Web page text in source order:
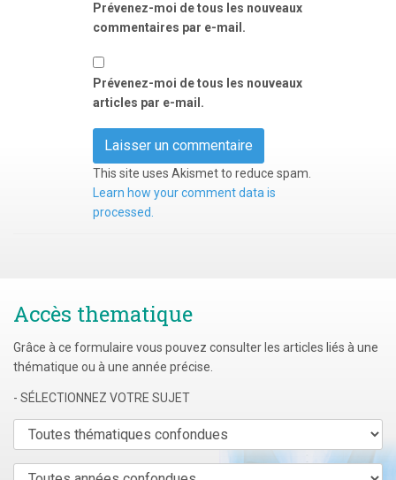
Prévenez-moi de tous les nouveaux
commentaires par e-mail.
Prévenez-moi de tous les nouveaux
articles par e-mail.
This site uses Akismet to reduce spam.
Learn how your comment data is
processed.
Accès thematique
Grâce à ce formulaire vous pouvez consulter les articles liés à une
thématique ou à une année précise.
- SÉLECTIONNEZ VOTRE SUJET